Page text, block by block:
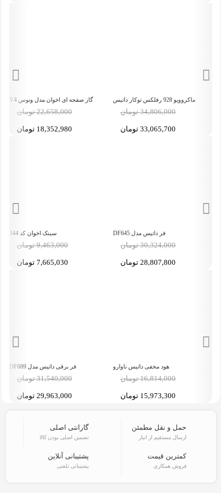
گاز صفحه ای اخوان مدل ونوس V4
22,658,000 تومان
18,352,980 تومان
سینک اخوان توکار مدل 600
17,875,000 تومان
14,478,750 تومان
سینک اخوان کد 344
-19%
9,463,000 تومان
7,665,030 تومان
گاز صفحه ای داتیس مدل DG-542
-5%
33,087,000 تومان
31,432,650 تومان
فر برقی داتیس مدل DF689
-5%
31,540,000 تومان
29,963,000 تومان
گاز صفحه ای داتیس مدل DG-402
-5%
16,806,000 تومان
15,965,700 تومان
حمل و نقل مطمئن
ارسال مستقیم از انبار
گارانتی اصلی
تضمین اصلی بودن کالا
کمترین قیمت
فروش همکاری
پشتیبانی آنلاین
پشتیبانی تلفنی